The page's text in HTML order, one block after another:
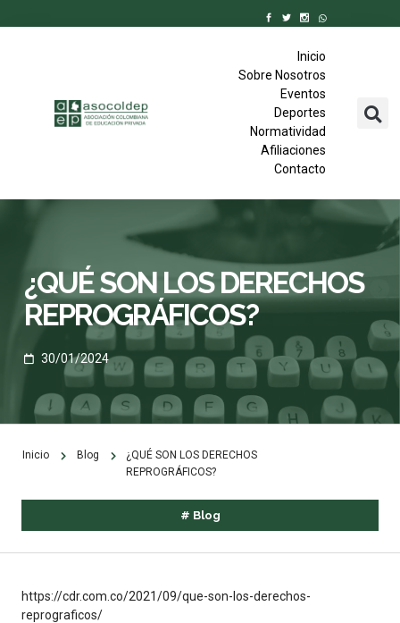
Inicio
Sobre Nosotros
Eventos
Deportes
Normatividad
Afiliaciones
Contacto
¿QUÉ SON LOS DERECHOS
REPROGRÁFICOS?
30/01/2024
Inicio Blog
¿QUÉ SON LOS DERECHOS
REPROGRÁFICOS?
# Blog
https://cdr.com.co/2021/09/que-son-los-derechos-
reprograficos/